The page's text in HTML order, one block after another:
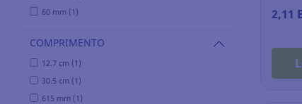
60 mm (1)
COMPRIMENTO
12.7 cm (1)
30.5 cm (1)
615 mm (1)
2,11